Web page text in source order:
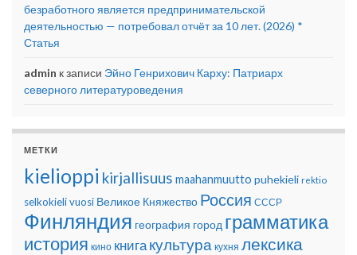
безработного является предпринимательской
деятельностью — потребовал отчёт за 10 лет. (2026) *
Статья
admin к записи Эйно Генрихович Карху: Патриарх
северного литературоведения
МЕТКИ
kielioppi kirjallisuus maahanmuutto puhekieli rektio
selkokielivuosi Великое Княжество Россия СССР
Финляндия география город грамматика
история кино книгакультура кухня лексика